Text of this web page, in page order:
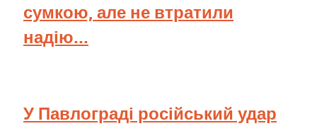
сумкою, але не втратили
надію...
У Павлограді російський удар